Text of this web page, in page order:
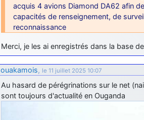
acquis 4 avions Diamond DA62 afin
capacités de renseignement, de
reconnaissance
Merci, je les ai enregistrés dans la base
ouakamois, le 11 juillet 2025 10:07
Au hasard de pérégrinations sur le net
sont toujours d'actualité en Ouganda